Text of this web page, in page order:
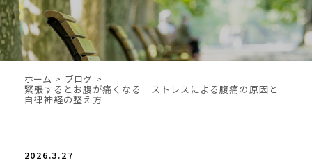
ホーム ブログ
緊張するとお腹が痛くなる｜ストレスによる腹痛の原因と
自律神経の整え方
2026.3.27